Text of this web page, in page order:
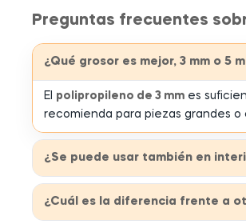
Preguntas frecuentes
¿Qué grosor es mejor, 3 mm o 5
El polipropileno de 3 mm es
recomienda para piezas grandes
¿Se puede usar también en
¿Cuál es la diferencia frente a